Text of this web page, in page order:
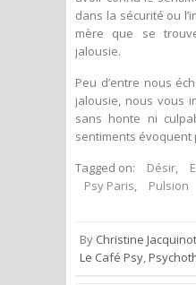
dans la sécurité ou
mère que se
jalousie.
Peu d’entre nous
jalousie, nous vous
sans honte ni
sentiments évoquent
Tagged on:
Désir,
Psy Paris, Pulsion
By Christine Jacquinot
Le Café Psy,